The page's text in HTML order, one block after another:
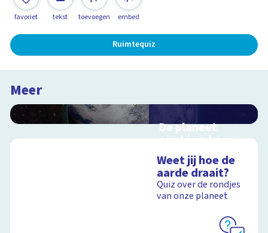
favoriet tekst toevoegen embed
Ruimtequiz
Meer
De planeet
aarde en haar
satelliet, de
maan
Interactieve
schoolplaat voorbij
de dampkring
Weet jij hoe de
aarde draait?
Quiz over de rondjes
van onze planeet